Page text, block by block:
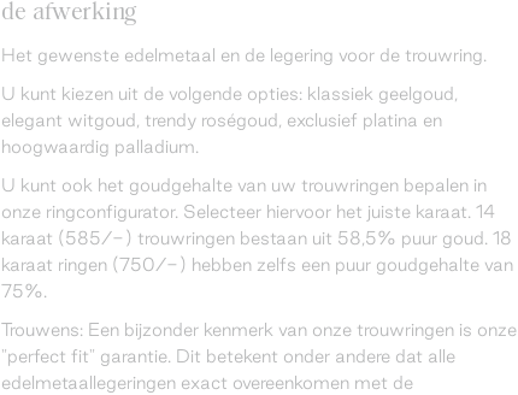
de afwerking
Het gewenste edelmetaal en de legering voor de trouwring.
U kunt kiezen uit de volgende opties: klassiek geelgoud,
elegant witgoud, trendy roségoud, exclusief platina en
hoogwaardig palladium.
U kunt ook het goudgehalte van uw trouwringen bepalen in
onze ringconfigurator. Selecteer hiervoor het juiste karaat. 14
karaat (585/-) trouwringen bestaan uit 58,5% puur goud. 18
karaat ringen (750/-) hebben zelfs een puur goudgehalte van
75%.
Trouwens: Een bijzonder kenmerk van onze trouwringen is onze
"perfect fit" garantie. Dit betekent onder andere dat alle
edelmetaallegeringen exact overeenkomen met de